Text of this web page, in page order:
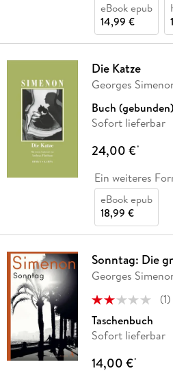
eBook epub
14,99 €
Die Katze
Georges
Buch (gebunden)
Sofort lieferbar
24,00 €*
Ein weiteres
eBook epub
18,99 €
Sonntag: Die
Georges
(1)
Taschenbuch
Sofort lieferbar
14,00 €*